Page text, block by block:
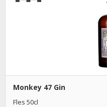
Monkey 47 Gin
Fles 50cl